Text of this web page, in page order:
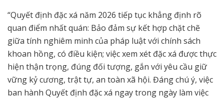
“Quyết định đặc xá năm 2026 tiếp tục khẳng định rõ
quan điểm nhất quán: Bảo đảm sự kết hợp chặt chẽ
giữa tính nghiêm minh của pháp luật với chính sách
khoan hồng, có điều kiện; việc xem xét đặc xá được thực
hiện thận trọng, đúng đối tượng, gắn với yêu cầu giữ
vững kỷ cương, trật tự, an toàn xã hội. Đáng chú ý, việc
ban hành Quyết định đặc xá ngay trong ngày làm việc